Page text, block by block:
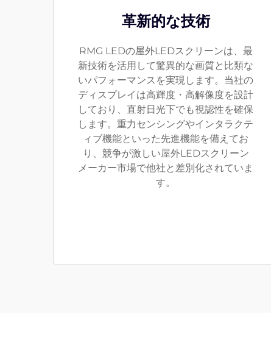
革新的な技術
RMG LEDの屋外LEDスクリーンは、最
新技術を活用して驚異的な画質と比類な
いパフォーマンスを実現します。当社の
ディスプレイは高輝度・高解像度を設計
しており、直射日光下でも視認性を確保
します。重力センシングやインタラクテ
ィブ機能といった先進機能を備えてお
り、競争が激しい屋外LEDスクリーン
メーカー市場で他社と差別化されていま
す。